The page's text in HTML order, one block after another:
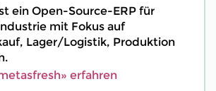
ein Open-Source-ERP für
mit Fokus auf
Lager/Logistik, Produktion
erfahren